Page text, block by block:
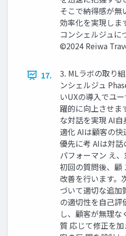
そこで納得感が無
効率化を実現しま
コンシェルジュに
©2024 Reiwa
17.
3. MLラボの取り
ンシェルジュ
いUXの導⼊でユ
躍的に向上させま
な対話を実現 AI
適化 AIは顧客の
優先に考 AIは対
パフォーマン え、
初回の質問後、顧
改善を⾏います。
づいて適切な追加
の適切性を⾃⼰評
し、顧客が無理な
質 応じて修正を